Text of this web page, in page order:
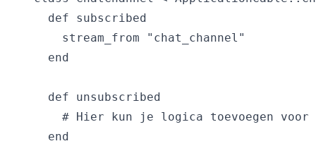
  def subscribed
    stream_from "chat_channel"
  end
  def unsubscribed
# Hier kun je logica toevoegen
  end